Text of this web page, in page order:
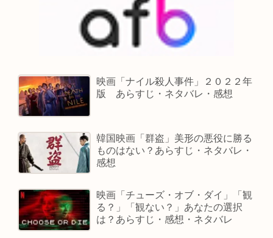
映画「ナイル殺人事件」２０２２年
版 あらすじ・ネタバレ・感想
韓国映画「群盗」美形の悪役に勝る
ものはない？あらすじ・ネタバレ・
感想
映画「チューズ・オブ・ダイ」「観
る？」「観ない？」あなたの選択
は？あらすじ・感想・ネタバレ